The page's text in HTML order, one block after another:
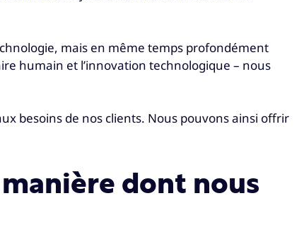
mais en même temps profondément
humain et l’innovation technologique – nous
besoins de nos clients. Nous pouvons ainsi offrir
dont nous